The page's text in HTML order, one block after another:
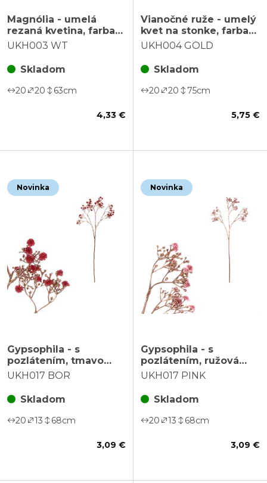
Magnólia - umelá
rezaná kvetina, farba
biela
UKH003 WT
Skladom
20 20 63cm
4,33 €
Vianočné ruže - umelý
kvet na stonke, farba
zlatá
UKH004 GOLD
Skladom
20 20 75cm
5,75 €
Novinka
Gypsophila - s
pozlátením, tmavo
červená kvietka
UKH017 BOR
Skladom
20 13 68cm
3,09 €
Novinka
Gypsophila - s
pozlátením, ružová
kvietka
UKH017 PINK
Skladom
20 13 68cm
3,09 €